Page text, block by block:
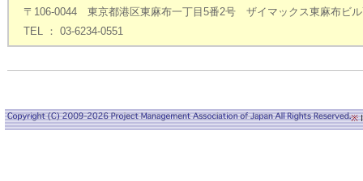
〒106-0044 東京都港区東麻布一丁目5番2号 ザイマックス東麻布ビ
TEL ： 03-6234-0551
※